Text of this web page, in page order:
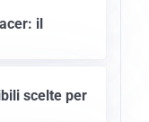
il
scelte per